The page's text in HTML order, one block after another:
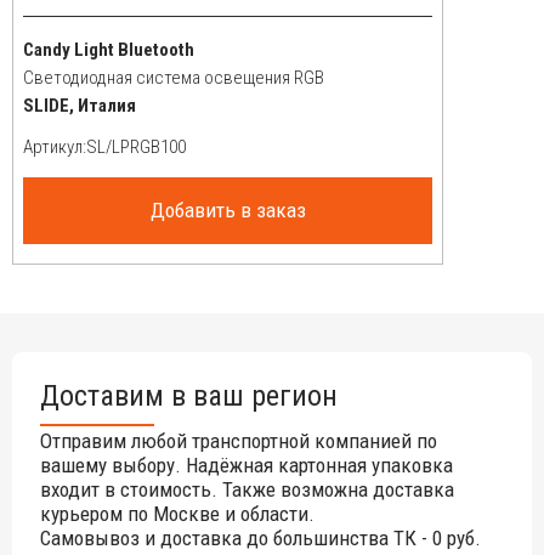
Candy Light Bluetooth
Светодиодная система освещения RGB
SLIDE, Италия
Артикул:
Добавить в заказ
Доставим в ваш регион
Отправим любой транспортной компанией по
вашему выбору. Надёжная картонная упаковка
входит в стоимость. Также возможна доставка
курьером по Москве и области.
Самовывоз и доставка до большинства ТК - 0 руб.